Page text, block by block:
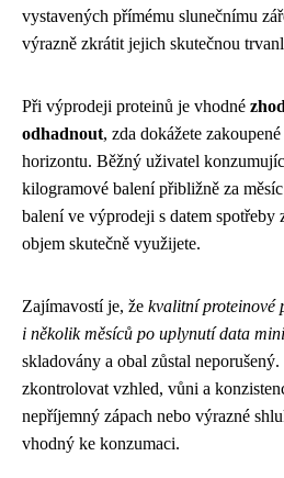
vystavených přímému slunečnímu
výrazně zkrátit jejich skutečnou
Při výprodeji proteinů je vhodné
odhadnout, zda dokážete
horizontu. Běžný uživatel
kilogramové balení přibližně za
balení ve výprodeji s datem spotřeby
objem skutečně využijete.
Zajímavostí je, že kvalitní proteinové
i několik měsíců po uplynutí data
skladovány a obal zůstal
zkontrolovat vzhled, vůni a
nepříjemný zápach nebo výrazné
vhodný ke konzumaci.